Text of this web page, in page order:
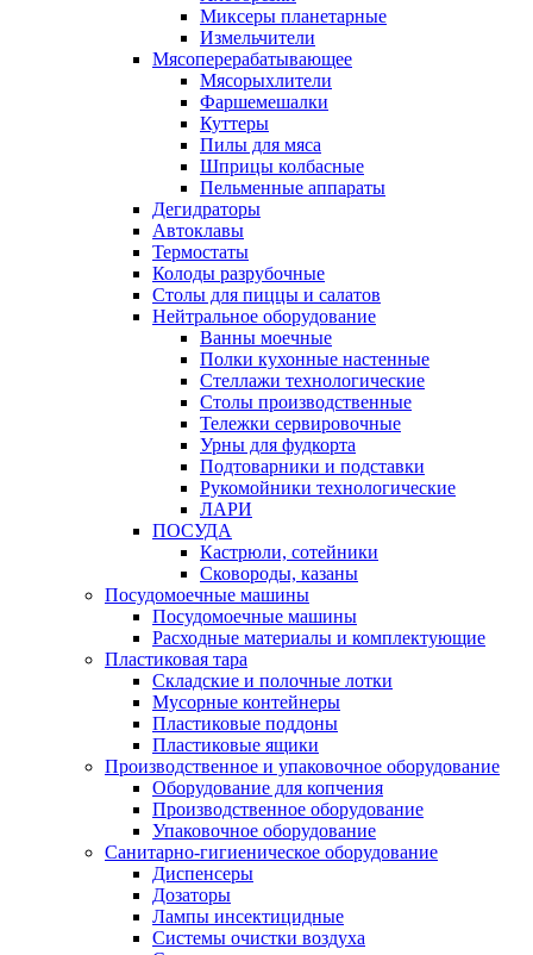
Миксеры планетарные
Измельчители
Мясоперерабатывающее
Мясорыхлители
Фаршемешалки
Куттеры
Пилы для мяса
Шприцы колбасные
Пельменные аппараты
Дегидраторы
Автоклавы
Термостаты
Колоды разрубочные
Столы для пиццы и салатов
Нейтральное оборудование
Ванны моечные
Полки кухонные настенные
Стеллажи технологические
Столы производственные
Тележки сервировочные
Урны для фудкорта
Подтоварники и подставки
Рукомойники технологические
ЛАРИ
ПОСУДА
Кастрюли, сотейники
Сковороды, казаны
Посудомоечные машины
Посудомоечные машины
Расходные материалы и комплектующие
Пластиковая тара
Складские и полочные лотки
Мусорные контейнеры
Пластиковые поддоны
Пластиковые ящики
Производственное и упаковочное оборудование
Оборудование для копчения
Производственное оборудование
Упаковочное оборудование
Санитарно-гигиеническое оборудование
Диспенсеры
Дозаторы
Лампы инсектицидные
Системы очистки воздуха